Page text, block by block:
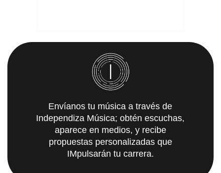
Envíanos tu música a través de
Independiza Música; obtén escuchas,
aparece en medios, y recibe
propuestas personalizadas que
IMpulsarán tu carrera.